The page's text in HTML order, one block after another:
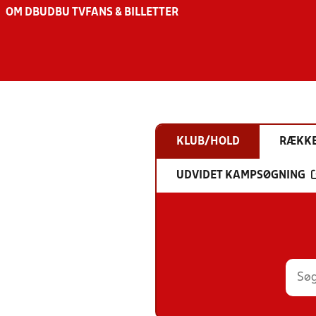
OM DBU DBU TV FANS & BILLETTER
KLUB/HOLD
UDVIDET KAMPSØGNING